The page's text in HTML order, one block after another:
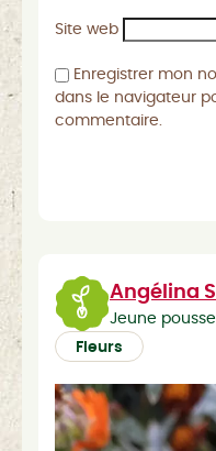
Site web
Enregistrer mon
dans le navigateur
commentaire.
Angélina
Jeune pousse
Fleurs